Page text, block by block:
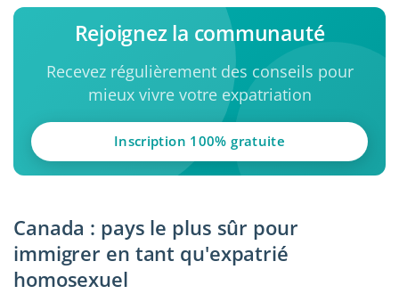
Rejoignez la communauté
Recevez régulièrement des conseils pour
mieux vivre votre expatriation
Inscription 100% gratuite
Canada : pays le plus sûr pour
immigrer en tant qu'expatrié
homosexuel